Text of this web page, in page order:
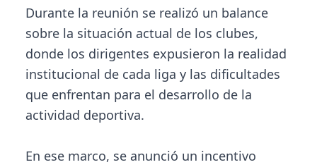
Durante la reunión se realizó un balance
sobre la situación actual de los clubes,
donde los dirigentes expusieron la realidad
institucional de cada liga y las dificultades
que enfrentan para el desarrollo de la
actividad deportiva.
En ese marco, se anunció un incentivo